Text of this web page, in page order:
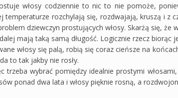
włosy codziennie to nic to nie pomoże,
temperaturze rozchylają się, rozdwajają, kruszą i z
dziewczyn prostujących włosy. Skarżą się, że
mają taką samą długość. Logicznie rzecz
włosy się palą, robią się coraz cieńsze na
to tak jakby nie rosły.
trzeba wybrać pomiędzy idealnie prostymi
ponad dwa lata i włosy pięknie rosną, a